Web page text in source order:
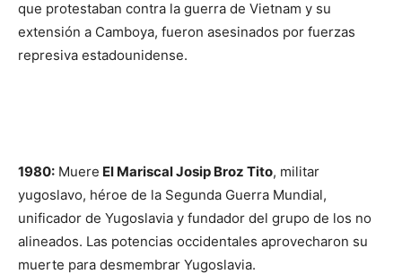
que protestaban contra la guerra de Vietnam y su
extensión a Camboya, fueron asesinados por fuerzas
represiva estadounidense.
1980: Muere El Mariscal Josip Broz Tito, militar
yugoslavo, héroe de la Segunda Guerra Mundial,
unificador de Yugoslavia y fundador del grupo de los no
alineados. Las potencias occidentales aprovecharon su
muerte para desmembrar Yugoslavia.